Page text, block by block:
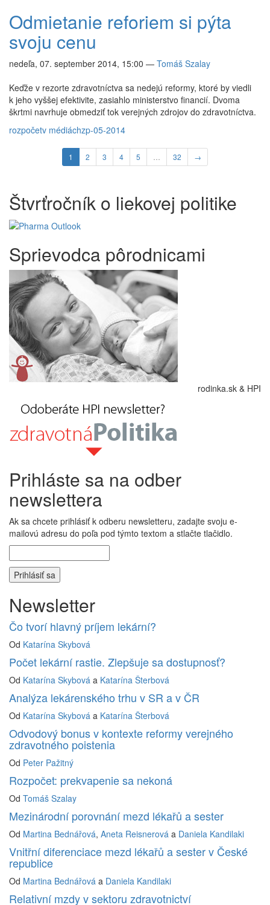
Odmietanie reforiem si pýta
svoju cenu
nedeľa, 07. september 2014, 15:00 — Tomáš Szalay
Keďže v rezorte zdravotníctva sa nedejú reformy, ktoré by viedli
k jeho vyššej efektivite, zasiahlo ministerstvo financií. Dvoma
škrtmi navrhuje obmedziť tok verejných zdrojov do zdravotníctva.
rozpočetv médiáchzp-05-2014
1 2 3 4 5 32 →
Štvrťročník o liekovej politike
Sprievodca pôrodnicami
rodinka.sk & HPI
Prihláste sa na odber
newslettera
Ak sa chcete prihlásiť k odberu newsletteru, zadajte svoju e-
mailovú adresu do poľa pod týmto textom a stlačte tlačidlo.
Newsletter
Čo tvorí hlavný príjem lekární?
Od Katarína Skybová
Počet lekární rastie. Zlepšuje sa dostupnosť?
Od Katarína Skybová a Katarína Šterbová
Analýza lekárenského trhu v SR a v ČR
Od Katarína Skybová a Katarína Šterbová
Odvodový bonus v kontexte reformy verejného
zdravotného poistenia
Od Peter Pažitný
Rozpočet: prekvapenie sa nekoná
Od Tomáš Szalay
Mezinárodní porovnání mezd lékařů a sester
Od Martina Bednářová, Aneta Reisnerová a Daniela Kandilaki
Vnitřní diferenciace mezd lékařů a sester v České
republice
Od Martina Bednářová a Daniela Kandilaki
Relativní mzdy v sektoru zdravotnictví